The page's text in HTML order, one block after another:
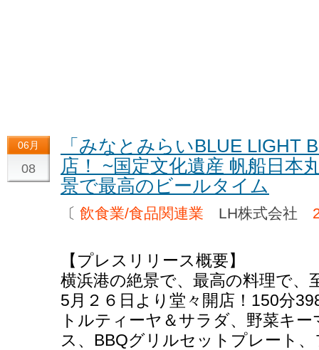
06月
08
「みなとみらいBLUE LIGHT
店！ ~国定文化遺産 帆船日本
景で最高のビールタイム
〔 飲食業/食品関連業 LH株式会社
【プレスリリース概要】
横浜港の絶景で、最高の料理で、
5月２６日より堂々開店！150分
トルティーヤ＆サラダ、野菜キ
ス、BBQグリルセットプレート